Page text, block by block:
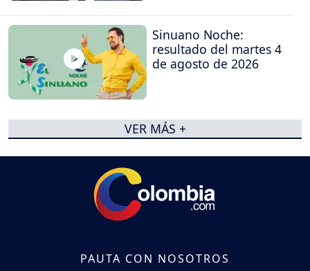
Sinuano Noche:
resultado del martes 4
de agosto de 2026
VER MÁS +
PAUTA CON NOSOTROS